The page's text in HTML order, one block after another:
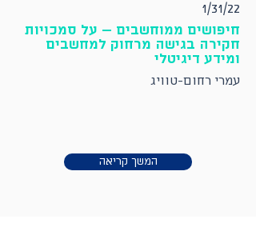
1/31/22
חיפושים ממוחשבים – על סמכויות
חקירה בגישה מרחוק למחשבים
ומידע דיגיטלי
עמרי רחום-טוויג
המשך קריאה